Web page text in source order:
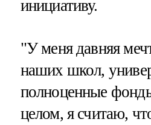
инициативу.
"У меня давняя
наших школ,
полноценные
целом, я считаю,